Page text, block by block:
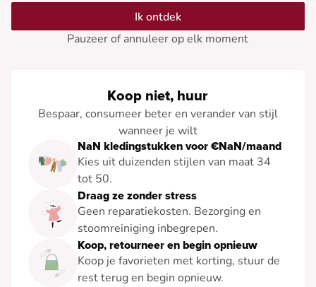
Ik ontdek
Pauzeer of annuleer op elk moment
Koop niet, huur
Bespaar, consumeer beter en verander van stijl
wanneer je wilt
NaN kledingstukken voor €NaN/maand
Kies uit duizenden stijlen van maat 34
tot 50.
Draag ze zonder stress
Geen reparatiekosten. Bezorging en
stoomreiniging inbegrepen.
Koop, retourneer en begin opnieuw
Koop je favorieten met korting, stuur de
rest terug en begin opnieuw.